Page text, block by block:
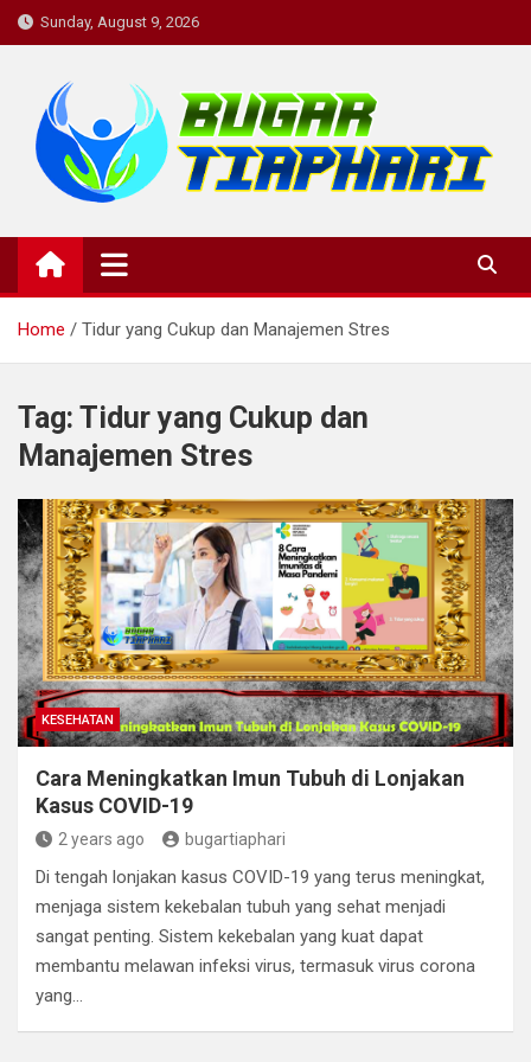
Skip
to
Sunday, August 9, 2026
BugarTiapHari: Rutinitas
Harian untuk Tubuh Bugar dan
Pikiran yang Sehat.
bugartiaphari, medis, dokter, penyakit, komunitas kesehatan,
informasi kesehatan, konsultasi kesehatan , diskusi kesehatan,
kesehatan, komunitas
Home
Tidur yang Cukup dan Manajemen Stres
Tag: Tidur yang Cukup dan
Manajemen Stres
KESEHATAN
Cara Meningkatkan Imun Tubuh di Lonjakan
Kasus COVID-19
2 years ago bugartiaphari
Di tengah lonjakan kasus COVID-19 yang terus meningkat,
menjaga sistem kekebalan tubuh yang sehat menjadi
sangat penting. Sistem kekebalan yang kuat dapat
membantu melawan infeksi virus, termasuk virus corona
yang…